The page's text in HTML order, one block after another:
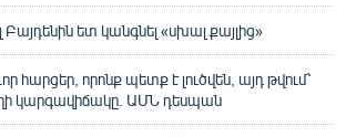
Բայդենին ետ կանգնել «սխալ քայլից»
հարցեր, որոնք պետք է լուծվեն, այդ թվում՝
կարգավիճակը. ԱՄՆ դեսպան